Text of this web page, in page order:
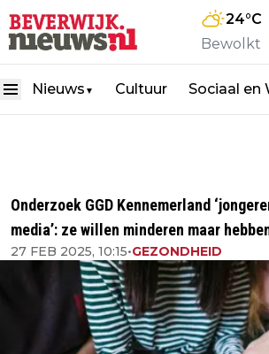
24°C
Bewolkt
Nieuws ▼ Cultuur Sociaal en
Onderzoek GGD Kennemerland
media’: ze willen minderen maar
27 FEB 2025, 10:15•GEZONDHEID